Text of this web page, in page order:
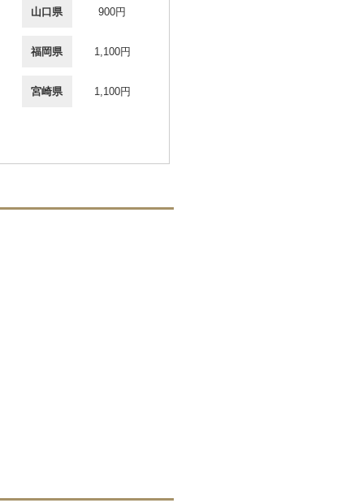
山口県 900円
福岡県 1,100円
宮崎県 1,100円